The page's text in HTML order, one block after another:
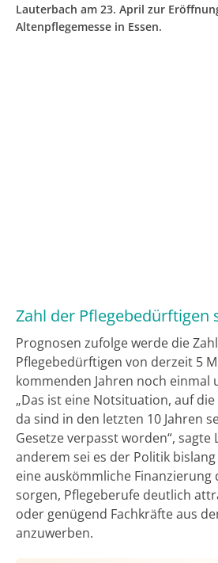
Lauterbach am 23. April zur
Altenpflegemesse in Essen.
Zahl der Pflegebedürftigen
Prognosen zufolge werde die
Pflegebedürftigen von derzeit 5
kommenden Jahren noch einmal
„Das ist eine Notsituation, auf
da sind in den letzten 10 Jahren
Gesetze verpasst worden“,
anderem sei es der Politik
eine auskömmliche Finanzierung
sorgen, Pflegeberufe deutlich
oder genügend Fachkräfte aus
anzuwerben.